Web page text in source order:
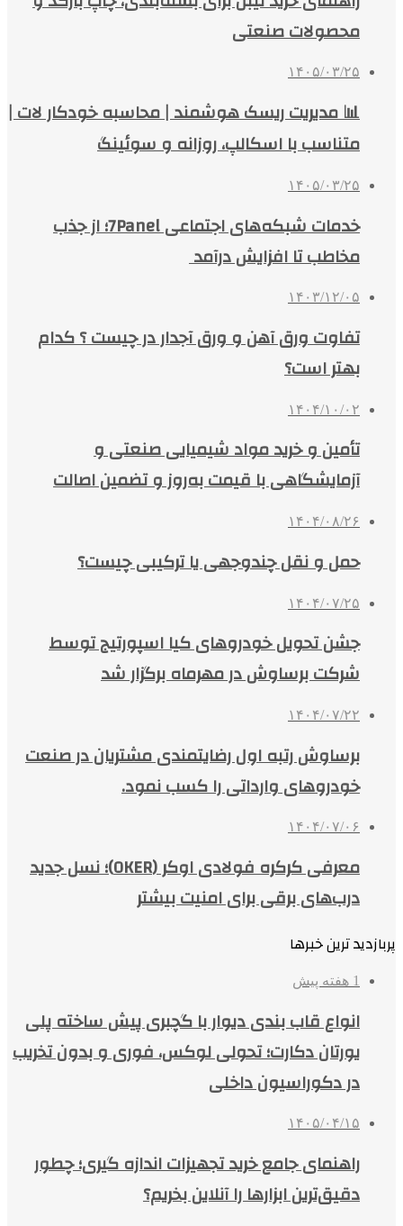
محصولات صنعتی
۱۴۰۵/۰۳/۲۵
📊 مدیریت ریسک هوشمند | محاسبه خودکار لات |
متناسب با اسکالپ، روزانه و سوئینگ
۱۴۰۵/۰۳/۲۵
خدمات شبکه‌های اجتماعی 7Panel؛ از جذب
مخاطب تا افزایش درآمد
۱۴۰۳/۱۲/۰۵
تفاوت ورق آهن و ورق آجدار در چیست ؟ کدام
بهتر است؟
۱۴۰۴/۱۰/۰۲
تأمین و خرید مواد شیمیایی صنعتی و
آزمایشگاهی با قیمت به‌روز و تضمین اصالت
۱۴۰۴/۰۸/۲۶
حمل و نقل چندوجهی یا ترکیبی چیست؟
۱۴۰۴/۰۷/۲۵
جشن تحویل خودروهای کیا اسپورتیج توسط
شرکت برساوش در مهرماه برگزار شد
۱۴۰۴/۰۷/۲۲
برساوش رتبه اول رضایتمندی مشتریان در صنعت
خودروهای وارداتی را کسب نمود.
۱۴۰۴/۰۷/۰۶
معرفی کرکره فولادی اوکر (OKER)؛ نسل جدید
درب‌های برقی برای امنیت بیشتر
پربازدید ترین خبرها
1 هفته پیش
انواع قاب بندی دیوار با گچبری پیش ساخته پلی
یورتان دکارت؛ تحولی لوکس، فوری و بدون تخریب
در دکوراسیون داخلی
۱۴۰۵/۰۴/۱۵
راهنمای جامع خرید تجهیزات اندازه گیری؛ چطور
دقیق‌ترین ابزارها را آنلاین بخریم؟